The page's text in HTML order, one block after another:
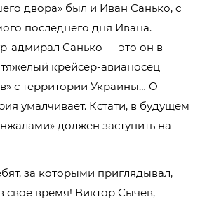
двора» был и Иван Санько, с
последнего дня Ивана.
адмирал Санько — это он в
крейсер-авианосец
с территории Украины… О
умалчивает. Кстати, в будущем
должен заступить на
за которыми приглядывал,
свое время! Виктор Сычев,